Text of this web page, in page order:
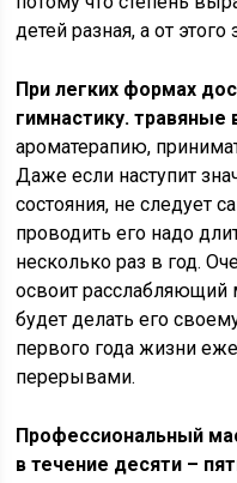
детей разная, а от
При легких формах
гимнастику. травяные
ароматерапию,
Даже если наступит
состояния, не следует
проводить его надо
несколько раз в год.
освоит
будет делать его
первого года жизни
перерывами.
Профессиональный
в течение десяти –